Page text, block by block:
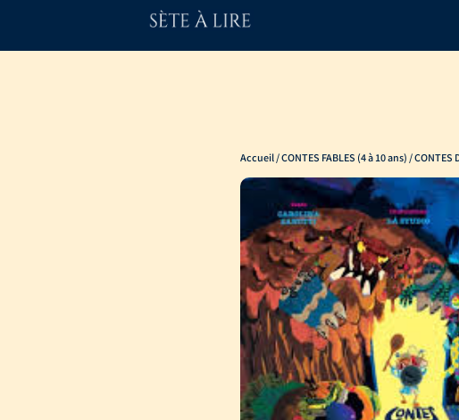
Accueil/CONTES FABLES (4 à 10 ans) / CONTES